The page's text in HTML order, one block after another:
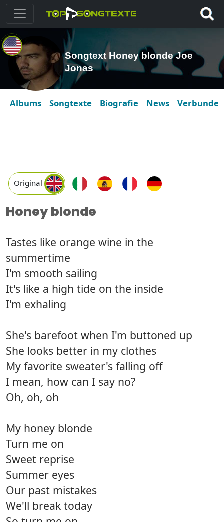
Songtext Honey blonde Joe
Jonas
Albums Songtexte Biografie News Verbunden
Original
Honey blonde
Tastes like orange wine in the
summertime
I'm smooth sailing
It's like a high tide on the inside
I'm exhaling
She's barefoot when I'm buttoned up
She looks better in my clothes
My favorite sweater's falling off
I mean, how can I say no?
Oh, oh, oh
My honey blonde
Turn me on
Sweet reprise
Summer eyes
Our past mistakes
We'll break today